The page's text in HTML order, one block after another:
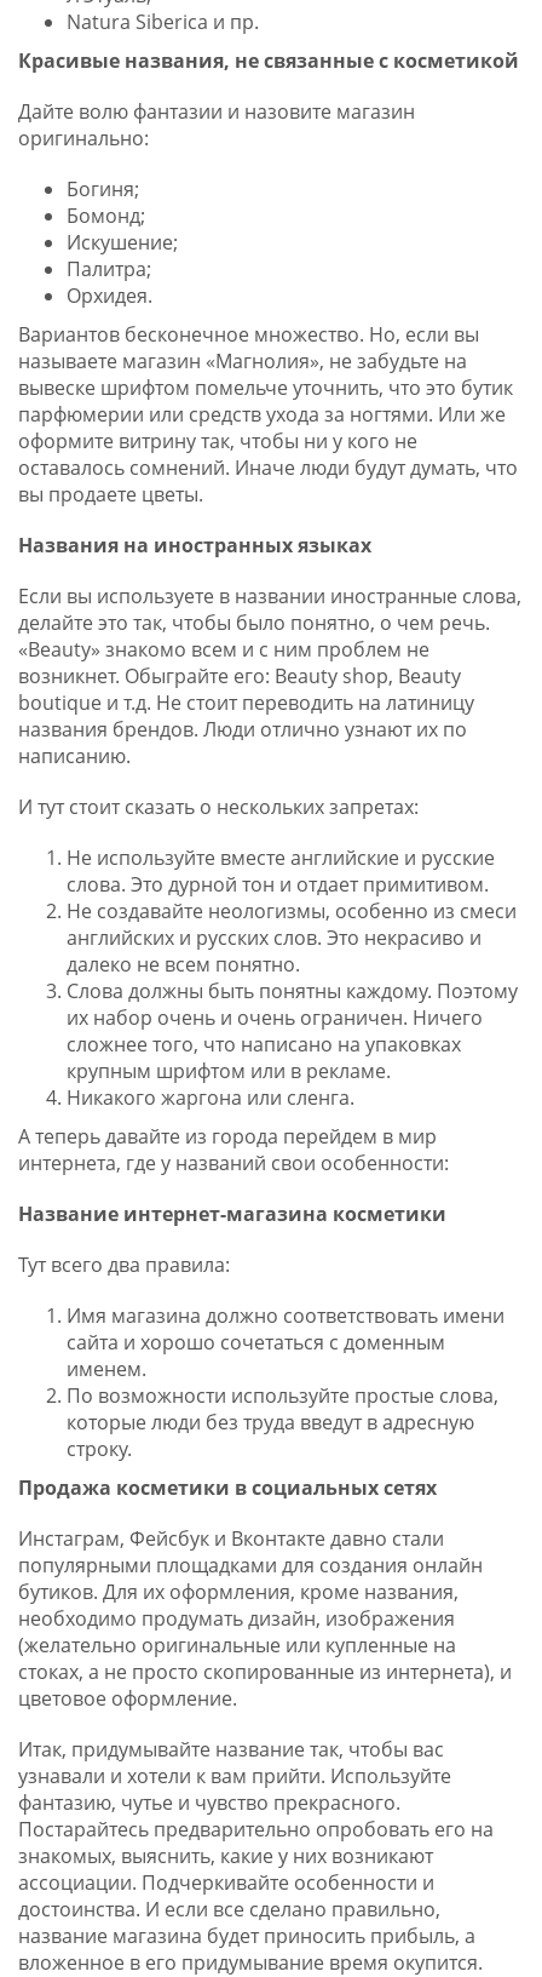
Natura Siberica и пр.
Красивые названия, не связанные с косметикой
Дайте волю фантазии и назовите магазин
оригинально:
Богиня;
Бомонд;
Искушение;
Палитра;
Орхидея.
Вариантов бесконечное множество. Но, если вы
называете магазин «Магнолия», не забудьте на
вывеске шрифтом помельче уточнить, что это бутик
парфюмерии или средств ухода за ногтями. Или же
оформите витрину так, чтобы ни у кого не
оставалось сомнений. Иначе люди будут думать, что
вы продаете цветы.
Названия на иностранных языках
Если вы используете в названии иностранные слова,
делайте это так, чтобы было понятно, о чем речь.
«Beauty» знакомо всем и с ним проблем не
возникнет. Обыграйте его: Beauty shop, Beauty
boutique и т.д. Не стоит переводить на латиницу
названия брендов. Люди отлично узнают их по
написанию.
И тут стоит сказать о нескольких запретах:
Не используйте вместе английские и русские
слова. Это дурной тон и отдает примитивом.
Не создавайте неологизмы, особенно из смеси
английских и русских слов. Это некрасиво и
далеко не всем понятно.
Слова должны быть понятны каждому. Поэтому
их набор очень и очень ограничен. Ничего
сложнее того, что написано на упаковках
крупным шрифтом или в рекламе.
Никакого жаргона или сленга.
А теперь давайте из города перейдем в мир
интернета, где у названий свои особенности:
Название интернет-магазина косметики
Тут всего два правила:
Имя магазина должно соответствовать имени
сайта и хорошо сочетаться с доменным
именем.
По возможности используйте простые слова,
которые люди без труда введут в адресную
строку.
Продажа косметики в социальных сетях
Инстаграм, Фейсбук и Вконтакте давно стали
популярными площадками для создания онлайн
бутиков. Для их оформления, кроме названия,
необходимо продумать дизайн, изображения
(желательно оригинальные или купленные на
стоках, а не просто скопированные из интернета), и
цветовое оформление.
Итак, придумывайте название так, чтобы вас
узнавали и хотели к вам прийти. Используйте
фантазию, чутье и чувство прекрасного.
Постарайтесь предварительно опробовать его на
знакомых, выяснить, какие у них возникают
ассоциации. Подчеркивайте особенности и
достоинства. И если все сделано правильно,
название магазина будет приносить прибыль, а
вложенное в его придумывание время окупится.